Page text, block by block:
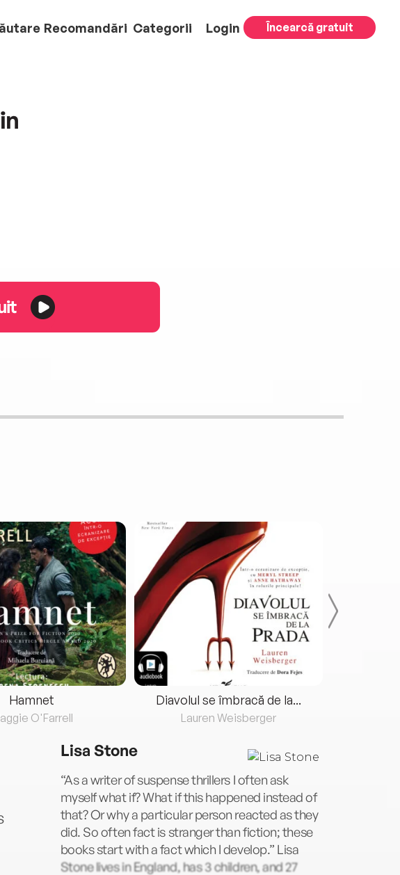
Recomandări Categorii Login Încearcă gratuit
Hamnet
O'Farrell
Diavolul se îmbracă de la...
Lauren Weisberger
Lisa Stone
“As a writer of suspense thrillers I often ask
myself what if? What if this happened instead of
that? Or why a particular person reacted as they
did. So often fact is stranger than fiction; these
books start with a fact which I develop.” Lisa
Stone lives in England, has 3 children, and 27